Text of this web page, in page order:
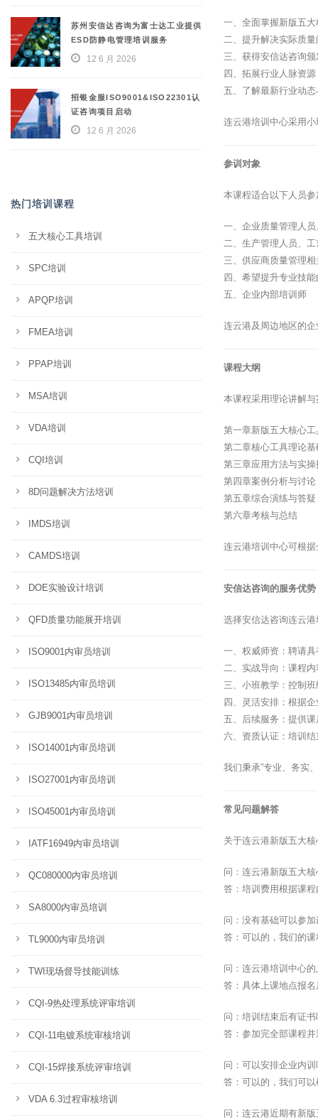
一、全面掌握新版五
二、提升解决实际质
三、获得安信达咨询
四、拓展行业人脉资
五、了解最新行业动
连云港培训中心采用
参训对象
本课程适合以下人员参
一、企业质量管理人
二、生产管理人员、
三、供应商质量管理
四、希望提升专业技
五、企业内部培训师
连云港及周边地区的
课程大纲
本课程采用理论讲解
第一章新版五大核心
第二章核心工具理论基
第三章应用方法与实操
第四章案例分析与讨论
第五章综合演练与答疑
第六章考核与总结
连云港培训中心可根
安信达咨询的服务优势
选择安信达咨询连云
一、权威师资：聘请
二、实战导向：课程
三、小班教学：控制
四、灵活安排：根据
五、后续服务：提供
六、资质认证：培训
我们秉承”专业、务实
常见问题解答
关于连云港新版五大
问：连云港新版五大
答：培训费用根据课
问：没有基础可以参
答：可以的，我们的
问：连云港培训中心
答：具体上课地点报
问：培训结束后有证书
答：参加完全部课程
问：可以安排企业内训
答：可以的，我们可
问：连云港近期有新
苏州安信达咨询为富士达工业提供
ESD防静电管理培训服务
12 6 月 2026
招银金服ISO9001&ISO22301认
证咨询项目启动
12 6 月 2026
热门培训课程
五大核心工具培训
SPC培训
APQP培训
FMEA培训
PPAP培训
MSA培训
VDA培训
CQI培训
8D问题解决方法培训
IMDS培训
CAMDS培训
DOE实验设计培训
QFD质量功能展开培训
ISO9001内审员培训
ISO13485内审员培训
GJB9001内审员培训
ISO14001内审员培训
ISO27001内审员培训
ISO45001内审员培训
IATF16949内审员培训
QC080000内审员培训
SA8000内审员培训
TL9000内审员培训
TWI现场督导技能训练
CQI-9热处理系统评审培训
CQI-11电镀系统审核培训
CQI-15焊接系统评审培训
VDA 6.3过程审核培训